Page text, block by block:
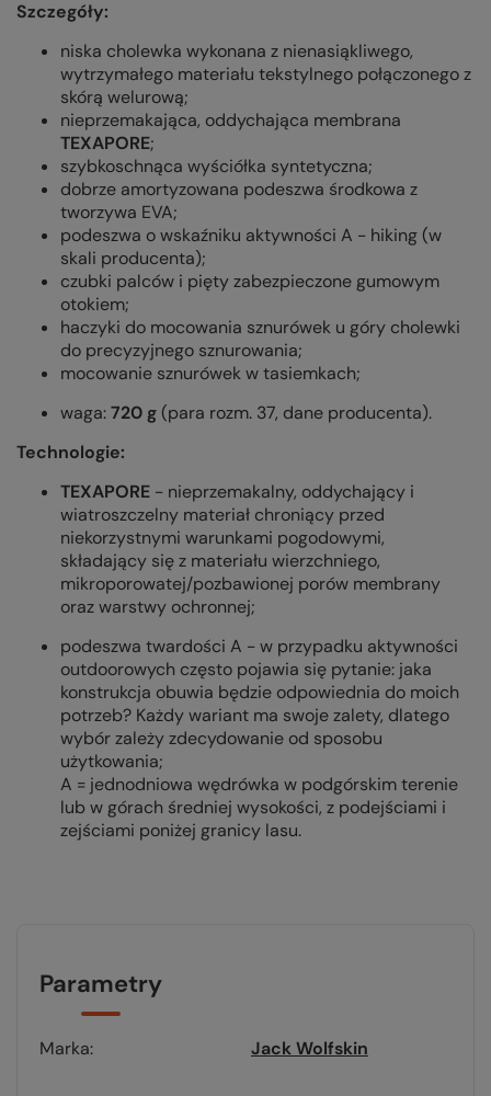
Szczegóły:
niska cholewka wykonana z nienasiąkliwego,
wytrzymałego materiału tekstylnego połączonego z
skórą welurową;
nieprzemakająca, oddychająca membrana
TEXAPORE;
szybkoschnąca wyściółka syntetyczna;
dobrze amortyzowana podeszwa środkowa z
tworzywa EVA;
podeszwa o wskaźniku aktywności A - hiking (w
skali producenta);
czubki palców i pięty zabezpieczone gumowym
otokiem;
haczyki do mocowania sznurówek u góry cholewki
do precyzyjnego sznurowania;
mocowanie sznurówek w tasiemkach;
waga:720 g(para rozm. 37, dane producenta).
Technologie:
TEXAPORE - nieprzemakalny, oddychający i
wiatroszczelny materiał chroniący przed
niekorzystnymi warunkami pogodowymi,
składający się z materiału wierzchniego,
mikroporowatej/pozbawionej porów membrany
oraz warstwy ochronnej;
podeszwa twardości A - w przypadku aktywności
outdoorowych często pojawia się pytanie: jaka
konstrukcja obuwia będzie odpowiednia do moich
potrzeb? Każdy wariant ma swoje zalety, dlatego
wybór zależy zdecydowanie od sposobu
użytkowania;
A = jednodniowa wędrówka w podgórskim terenie
lub w górach średniej wysokości, z podejściami i
zejściami poniżej granicy lasu.
Parametry
Marka Jack Wolfskin